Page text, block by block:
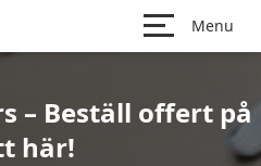
Menu
– Beställ offert på
här!